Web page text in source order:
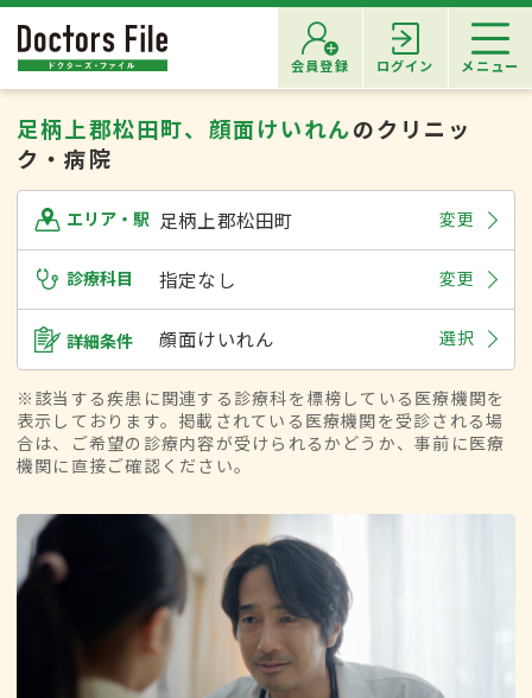
会員登録 ログイン メニュー
足柄上郡松田町、顔面けいれんのクリニッ
ク・病院
エリア・駅 足柄上郡松田町 変更
診療科目 指定なし 変更
詳細条件 顔面けいれん 選択
※該当する疾患に関連する診療科を標榜している医療機関を
表示しております。掲載されている医療機関を受診される場
合は、ご希望の診療内容が受けられるかどうか、事前に医療
機関に直接ご確認ください。